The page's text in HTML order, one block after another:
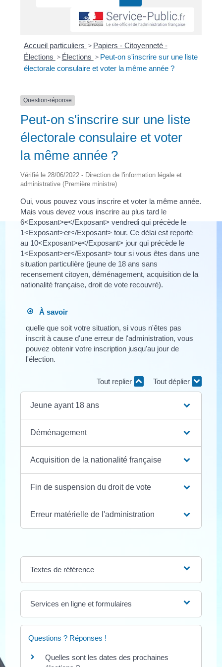
Accueil particuliers > Papiers - Citoyenneté -
Élections > Élections > Peut-on s'inscrire sur une liste
électorale consulaire et voter la même année ?
Question-réponse
Peut-on s'inscrire sur une liste
électorale consulaire et voter
la même année ?
Vérifié le 28/06/2022 - Direction de l'information légale et
administrative (Première ministre)
Oui, vous pouvez vous inscrire et voter la même année.
Mais vous devez vous inscrire au plus tard le
6<Exposant>e</Exposant> vendredi qui précède le
1<Exposant>er</Exposant> tour. Ce délai est reporté
au 10<Exposant>e</Exposant> jour qui précède le
1<Exposant>er</Exposant> tour si vous êtes dans une
situation particulière (jeune de 18 ans sans
recensement citoyen, déménagement, acquisition de la
nationalité française, droit de vote recouvré).
À savoir
quelle que soit votre situation, si vous n'êtes pas
inscrit à cause d'une erreur de l'administration, vous
pouvez obtenir votre inscription jusqu'au jour de
l'élection.
Tout replier Tout déplier
Jeune ayant 18 ans
Déménagement
Acquisition de la nationalité française
Fin de suspension du droit de vote
Erreur matérielle de l'administration
Textes de référence
Services en ligne et formulaires
Questions ? Réponses !
Quelles sont les dates des prochaines